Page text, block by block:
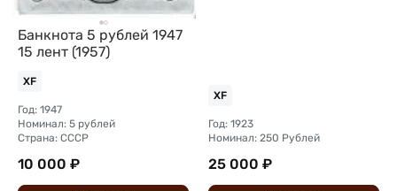
Банкнота 5 рублей 1947
15 лент (1957)
XF
Год: 1947
Номинал: 5 рублей
Страна: СССР
10 000 ₽
XF
Год: 1923
Номинал: 250 Рублей
25 000 ₽